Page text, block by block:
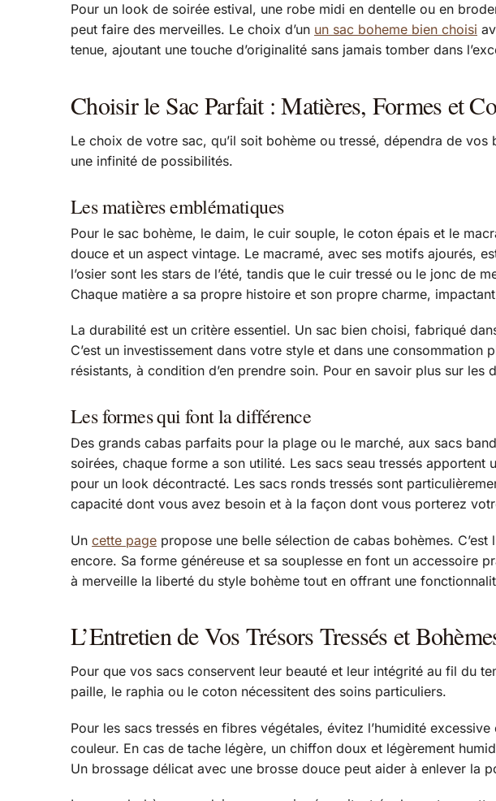
Pour un look de soirée estival, une robe midi en dentelle ou en
peut faire des merveilles. Le choix d’un un sac boheme bien choisi
tenue, ajoutant une touche d’originalité sans jamais tomber dans
Choisir le Sac Parfait : Matières, Formes et
Le choix de votre sac, qu’il soit bohème ou tressé, dépendra de
une infinité de possibilités.
Les matières emblématiques
Pour le sac bohème, le daim, le cuir souple, le coton épais et le
douce et un aspect vintage. Le macramé, avec ses motifs ajourés,
l’osier sont les stars de l’été, tandis que le cuir tressé ou le jonc de
Chaque matière a sa propre histoire et son propre charme,
La durabilité est un critère essentiel. Un sac bien choisi, fabriqué
C’est un investissement dans votre style et dans une
résistants, à condition d’en prendre soin. Pour en savoir plus sur
Les formes qui font la différence
Des grands cabas parfaits pour la plage ou le marché, aux sacs
soirées, chaque forme a son utilité. Les sacs seau tressés
pour un look décontracté. Les sacs ronds tressés sont
capacité dont vous avez besoin et à la façon dont vous porterez
Un cette page propose une belle sélection de cabas bohèmes.
encore. Sa forme généreuse et sa souplesse en font un accessoire
à merveille la liberté du style bohème tout en offrant une
L’Entretien de Vos Trésors Tressés et
Pour que vos sacs conservent leur beauté et leur intégrité au fil du
paille, le raphia ou le coton nécessitent des soins particuliers.
Pour les sacs tressés en fibres végétales, évitez l’humidité
couleur. En cas de tache légère, un chiffon doux et légèrement
Un brossage délicat avec une brosse douce peut aider à enlever la